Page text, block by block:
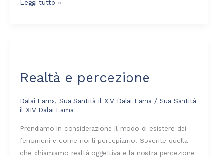
Leggi tutto »
Realtà e percezione
Dalai Lama, Sua Santità il XIV Dalai Lama / Sua Santità
il XIV Dalai Lama
Prendiamo in considerazione il modo di esistere dei
fenomeni e come noi li percepiamo. Sovente quella
che chiamiamo realtà oggettiva e la nostra percezione
percezione